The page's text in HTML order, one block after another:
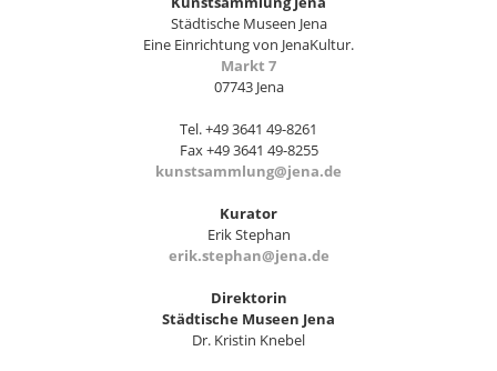
Städtische Museen Jena
Eine Einrichtung von JenaKultur.
Markt 7
07743 Jena
Tel. +49 3641 49-8261
Fax +49 3641 49-8255
kunstsammlung@jena.de
Kurator
Erik Stephan
erik.stephan@jena.de
Direktorin
Städtische Museen Jena
Dr. Kristin Knebel